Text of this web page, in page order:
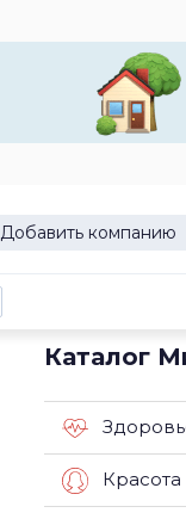
Добавить компанию
Каталог
Красота